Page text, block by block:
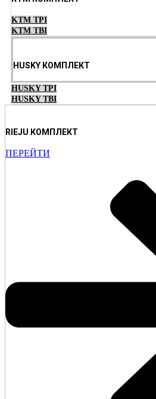
KTM TPI
KTM TBI
HUSKY КОМПЛЕКТ
HUSKY TPI
HUSKY TBI
RIEJU КОМПЛЕКТ
ПЕРЕЙТИ